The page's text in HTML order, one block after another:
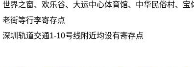
界之窗、欢乐谷、大运中心体育馆、中华民俗村、宝
街等行李寄存点
圳轨道交通1-10号线附近均设有寄存点